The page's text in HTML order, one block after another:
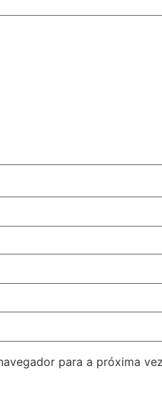
para a próxima